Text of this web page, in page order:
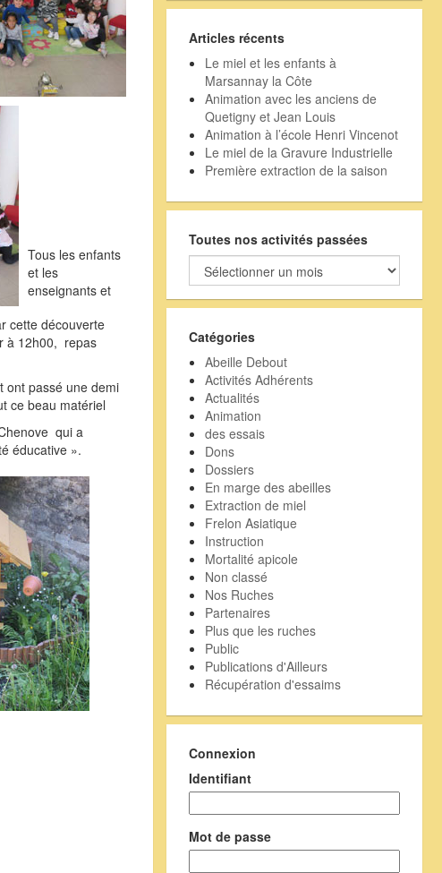
Tous les enfants
et les
enseignants et
cette découverte
à 12h00, repas
ont passé une demi
ce beau matériel
qui a
éducative ».
Articles récents
Le miel et les enfants à
Marsannay la Côte
Animation avec les anciens de
Quetigny et Jean Louis
Animation à l’école Henri Vincenot
Le miel de la Gravure Industrielle
Première extraction de la saison
Toutes nos activités passées
Toutes
nos
activités
Catégories
Abeille Debout
Activités Adhérents
Actualités
Animation
des essais
Dons
Dossiers
En marge des abeilles
Extraction de miel
Frelon Asiatique
Instruction
Mortalité apicole
Non classé
Nos Ruches
Partenaires
Plus que les ruches
Public
Publications d'Ailleurs
Récupération d'essaims
Connexion
Identifiant
Mot de passe